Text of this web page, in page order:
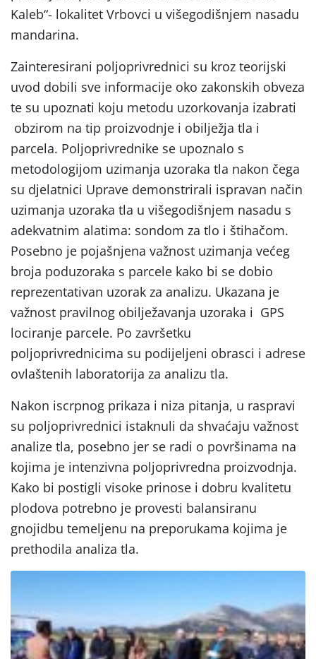
Kaleb“- lokalitet Vrbovci u višegodišnjem nasadu
mandarina.
Zainteresirani poljoprivrednici su kroz teorijski
uvod dobili sve informacije oko zakonskih obveza
te su upoznati koju metodu uzorkovanja izabrati
obzirom na tip proizvodnje i obilježja tla i
parcela. Poljoprivrednike se upoznalo s
metodologijom uzimanja uzoraka tla nakon čega
su djelatnici Uprave demonstrirali ispravan način
uzimanja uzoraka tla u višegodišnjem nasadu s
adekvatnim alatima: sondom za tlo i štihačom.
Posebno je pojašnjena važnost uzimanja većeg
broja poduzoraka s parcele kako bi se dobio
reprezentativan uzorak za analizu. Ukazana je
važnost pravilnog obilježavanja uzoraka i GPS
lociranje parcele. Po završetku
poljoprivrednicima su podijeljeni obrasci i adrese
ovlaštenih laboratorija za analizu tla.
Nakon iscrpnog prikaza i niza pitanja, u raspravi
su poljoprivrednici istaknuli da shvaćaju važnost
analize tla, posebno jer se radi o površinama na
kojima je intenzivna poljoprivredna proizvodnja.
Kako bi postigli visoke prinose i dobru kvalitetu
plodova potrebno je provesti balansiranu
gnojidbu temeljenu na preporukama kojima je
prethodila analiza tla.